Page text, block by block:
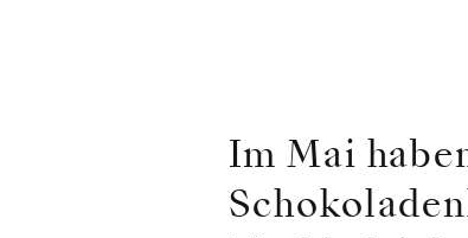
Im Mai